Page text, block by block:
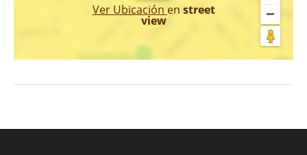
Ver Ubicación en street
view